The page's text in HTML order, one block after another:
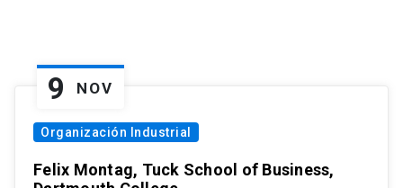
9 NOV
Organización Industrial
Felix Montag, Tuck School of Business,